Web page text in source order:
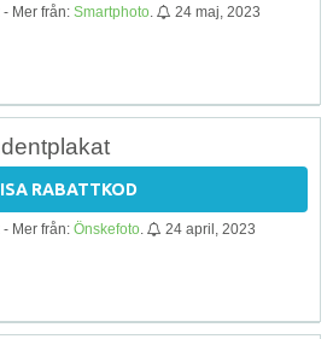
Mer från: Smartphoto 24 maj, 2023
RABATTKOD
Mer från: Önskefoto 24 april, 2023